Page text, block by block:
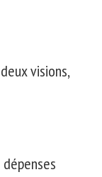
visions,